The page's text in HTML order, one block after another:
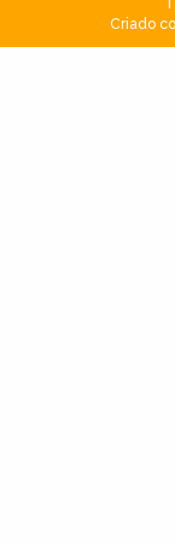
Criado